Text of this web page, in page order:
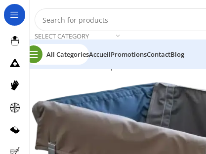
SELECT CATEGORY
All CategoriesAccueilPromotionsContactBlog
Accueil Chariots et Mop